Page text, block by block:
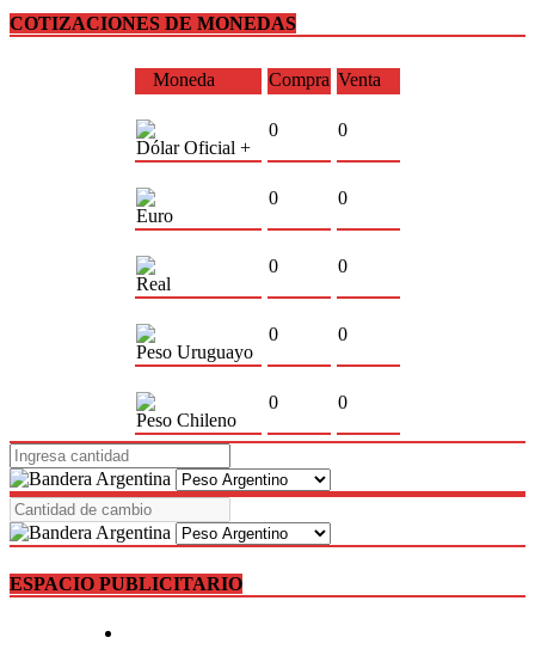
COTIZACIONES DE MONEDAS
Moneda Compra Venta
Dólar Oficial +
0 0
Euro
0 0
Real
0 0
Peso Uruguayo
0 0
Peso Chileno
0 0
ESPACIO PUBLICITARIO